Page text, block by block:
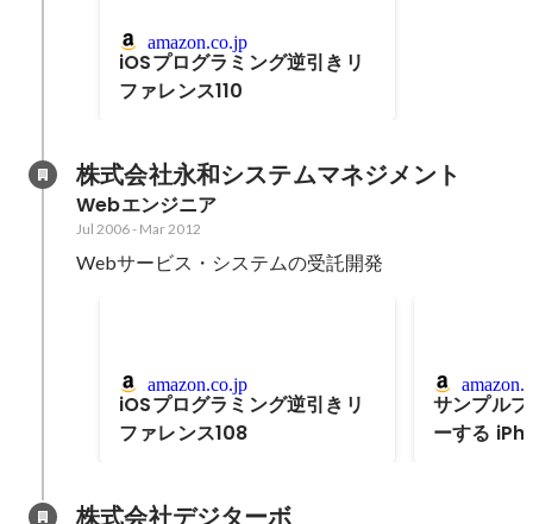
amazon.co.jp
iOSプログラミング逆引きリ
ファレンス110
株式会社永和システムマネジメント
Webエンジニア
Jul 2006- Mar 2012
Webサービス・システムの受託開発
amazon.co.jp
iOSプログラミング逆引きリ
ファレンス108
サンプル
ーする
株式会社デジターボ